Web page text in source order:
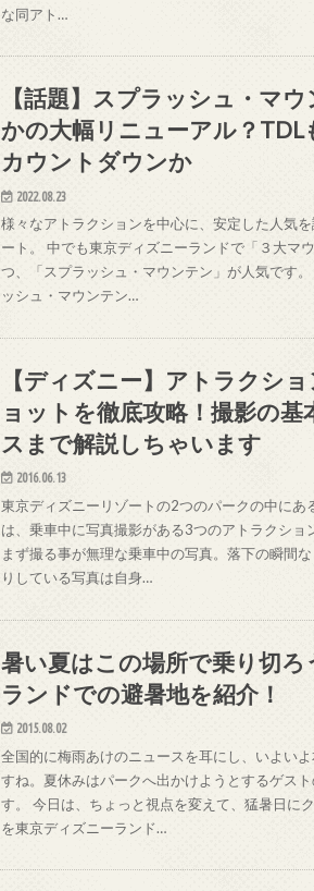
な同アト…
【話題】スプラッシュ・マ
かの大幅リニューアル？TDL
カウントダウンか
2022.08.23
様々なアトラクションを中心に、安定した人気
ート。 中でも東京ディズニーランドで「３大マ
つ、「スプラッシュ・マウンテン」が人気です
ッシュ・マウンテン…
【ディズニー】アトラクシ
ョットを徹底攻略！撮影の
スまで解説しちゃいます
2016.06.13
東京ディズニーリゾートの2つのパークの中にあ
は、乗車中に写真撮影がある3つのアトラクショ
まず撮る事が無理な乗車中の写真。落下の瞬間
りしている写真は自身…
暑い夏はこの場所で乗り切ろ
ランドでの避暑地を紹介！
2015.08.02
全国的に梅雨あけのニュースを耳にし、いよい
すね。夏休みはパークへ出かけようとするゲス
す。 今日は、ちょっと視点を変えて、猛暑日に
を東京ディズニーランド…